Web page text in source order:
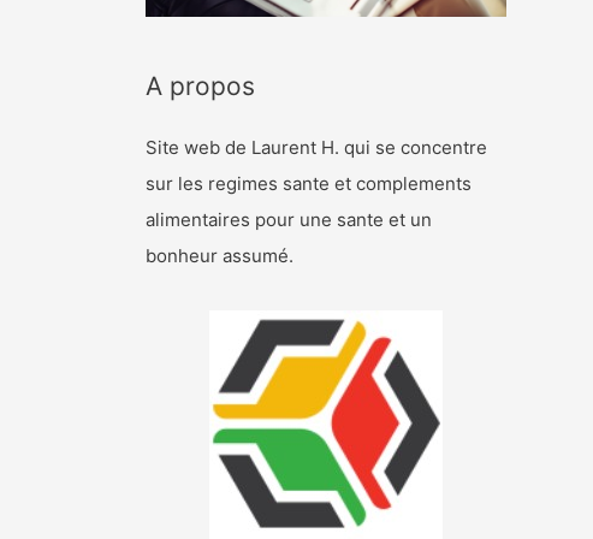
A propos
Site web de Laurent H. qui se concentre
sur les regimes sante et complements
alimentaires pour une sante et un
bonheur assumé.